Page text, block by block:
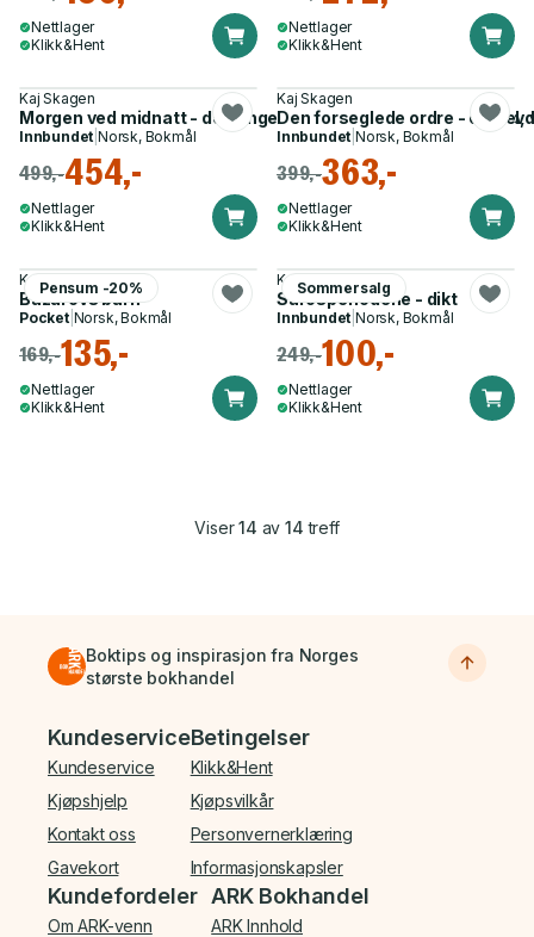
Nettlager
Klikk&Hent
Nettlager
Klikk&Hent
Kaj Skagen
Morgen ved midnatt - den unge Rudolf Steiners liv og samtid,
Innbundet |Norsk, Bokmål
499,-454,-
Nettlager
Klikk&Hent
Kaj Skagen
Den forseglede ordre -
Innbundet |Norsk, Bokmål
399,-363,-
Nettlager
Klikk&Hent
Pensum -20%
Kaj Skagen
Bazarovs barn
Pocket| Norsk, Bokmål
169,-135,-
Nettlager
Klikk&Hent
Sommersalg
Kaj Skagen
Sarosperiodene - dikt
Innbundet |Norsk, Bokmål
249,-100,-
Nettlager
Klikk&Hent
Viser14 av 14 treff
Boktips og inspirasjon fra Norges
største bokhandel
Bunnmeny
Kundeservice
Kundeservice
Kjøpshjelp
Kontakt oss
Gavekort
Betingelser
Klikk&Hent
Kjøpsvilkår
Personvernerklæring
Informasjonskapsler
Kundefordeler
Om ARK-venn
ARK Bokhandel
ARK Innhold